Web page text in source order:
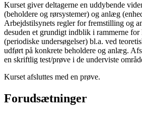
Kurset giver deltagerne en uddybende
(beholdere og rørsystemer) og anlæg
Arbejdstilsynets regler for fremstilling og
desuden et grundigt indblik i rammerne
(periodiske undersøgelser) bl.a. ved
udført på konkrete beholdere og anlæg.
en skriftlig test/prøve i de underviste
Kurset afsluttes med en prøve.
Forudsætninger